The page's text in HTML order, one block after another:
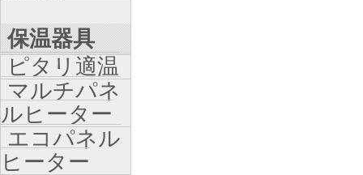
保温器具
ピタリ適温
マルチパネ
ルヒーター
エコパネル
ヒーター